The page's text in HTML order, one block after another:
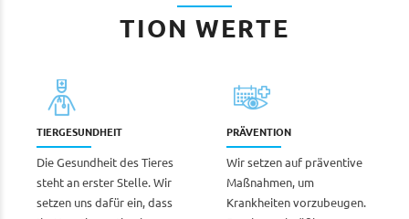
TION WERTE
TIERGESUNDHEIT
Die Gesundheit des Tieres
steht an erster Stelle. Wir
setzen uns dafür ein, dass
PRÄVENTION
Wir setzen auf präventive
Maßnahmen, um
Krankheiten vorzubeugen.